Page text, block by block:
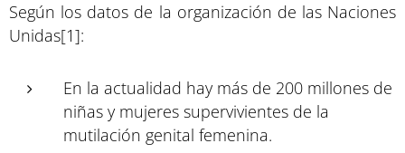
Según los datos de la organización de las Naciones
Unidas[1]:
En la actualidad hay más de 200 millones de
niñas y mujeres supervivientes de la
mutilación genital femenina.